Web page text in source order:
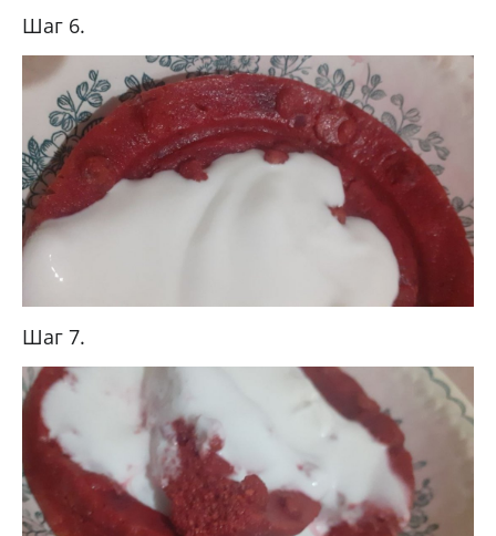
Шаг 6.
Шаг 7.